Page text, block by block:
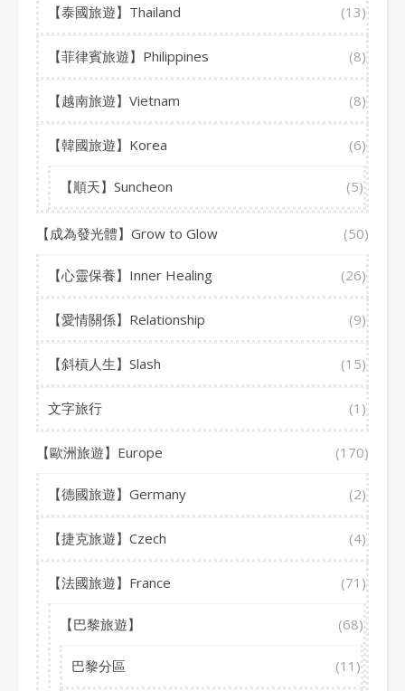
【泰國旅遊】Thailand (13)
【菲律賓旅遊】Philippines (8)
【越南旅遊】Vietnam (8)
【韓國旅遊】Korea (6)
【順天】Suncheon (5)
【成為發光體】Grow to Glow (50)
【心靈保養】Inner Healing (26)
【愛情關係】Relationship (9)
【斜槓人生】Slash (15)
文字旅行 (1)
【歐洲旅遊】Europe (170)
【德國旅遊】Germany (2)
【捷克旅遊】Czech (4)
【法國旅遊】France (71)
【巴黎旅遊】 (68)
巴黎分區 (11)